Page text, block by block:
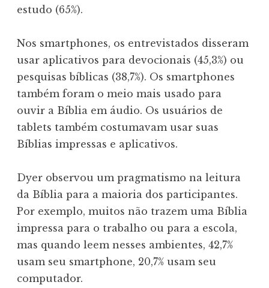
estudo (65%).
Nos smartphones, os entrevistados disseram
usar aplicativos para devocionais (45,3%) ou
pesquisas bíblicas (38,7%). Os smartphones
também foram o meio mais usado para
ouvir a Bíblia em áudio. Os usuários de
tablets também costumavam usar suas
Bíblias impressas e aplicativos.
Dyer observou um pragmatismo na leitura
da Bíblia para a maioria dos participantes.
Por exemplo, muitos não trazem uma Bíblia
impressa para o trabalho ou para a escola,
mas quando leem nesses ambientes, 42,7%
usam seu smartphone, 20,7% usam seu
computador.